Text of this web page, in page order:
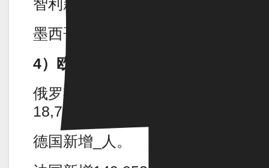
智利新增5,978人。
墨西哥新增2,538人。
4）欧洲疫情
俄罗斯昨日新增新冠患者
18,796人。
德国新增_人。